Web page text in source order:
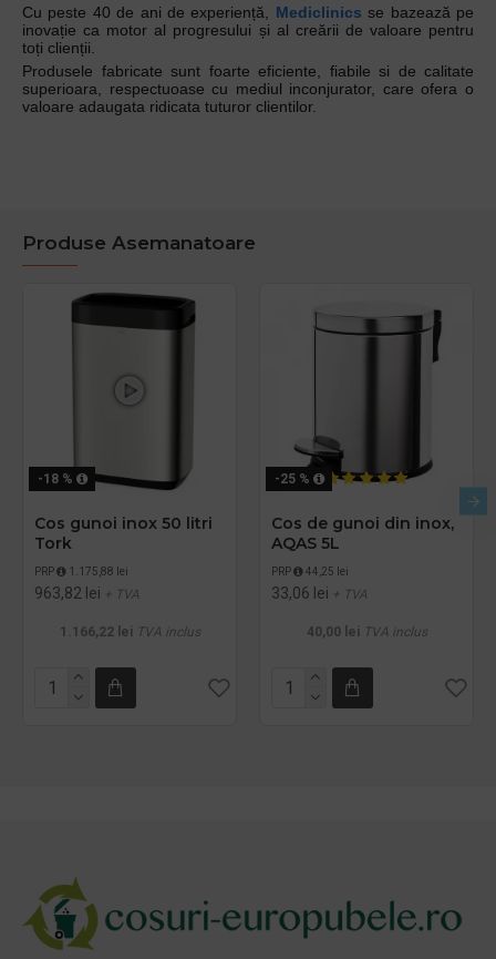
Cu peste 40 de ani de experiență, Mediclinics se bazează pe
inovație ca motor al progresului și al creării de valoare pentru
toți clienții.
Produsele fabricate sunt foarte eficiente, fiabile si de calitate
superioara, respectuoase cu mediul inconjurator, care ofera o
valoare adaugata ridicata tuturor clientilor.
Produse Asemanatoare
-18 %
Cos gunoi inox 50 litri
Tork
PRP 1.175,88 lei
963,82 lei + TVA
1.166,22 lei TVA inclus
-25 %
Cos de gunoi din inox,
AQAS 5L
PRP 44,25 lei
33,06 lei + TVA
40,00 lei TVA inclus